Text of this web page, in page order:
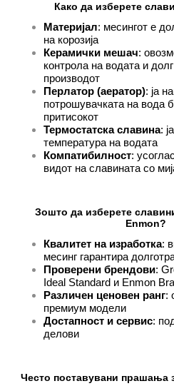
Како да изберете
Материјал: месингот е
на корозија
Керамички мешач:
контрола на водата и
производот
Перлатор (аератор): ја
потрошувачката на вода
притисокот
Термостатска славина:
температура на водата
Компатибилност:
видот на славината со
Зошто да изберете
Enmon?
Квалитет на изработка:
месинг гарантира
Проверени брендови:
Ideal Standard и Enmon
Различен ценовен ранг:
премиум модели
Достапност и сервис:
делови
Често поставувани прашања